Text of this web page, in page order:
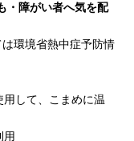
・障がい者へ気を配
環境省熱中症予防情
用して、こまめに温
用